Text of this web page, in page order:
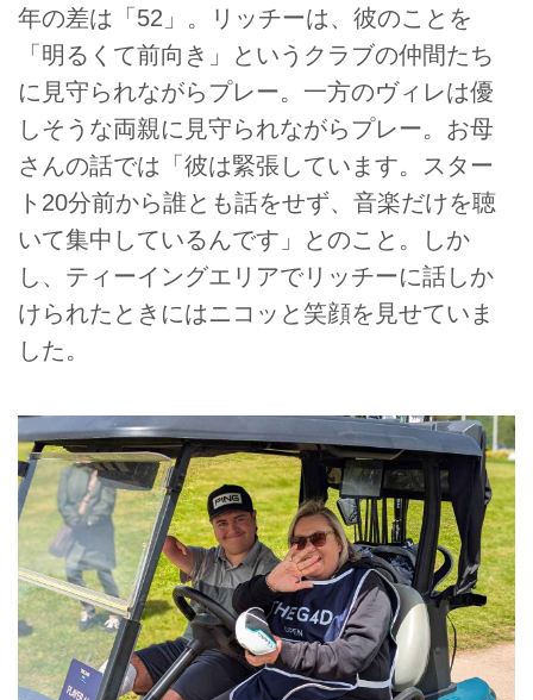
年の差は「52」。リッチーは、彼のことを
「明るくて前向き」というクラブの仲間たち
に見守られながらプレー。一方のヴィレは優
しそうな両親に見守られながらプレー。お母
さんの話では「彼は緊張しています。スター
ト20分前から誰とも話をせず、音楽だけを聴
いて集中しているんです」とのこと。しか
し、ティーイングエリアでリッチーに話しか
けられたときにはニコッと笑顔を見せていま
した。